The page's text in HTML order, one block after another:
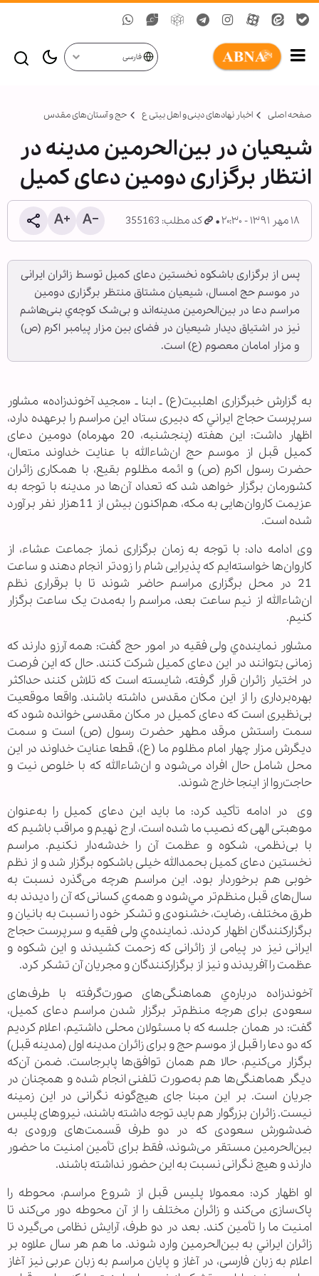
فارسی
صفحه اصلی اخبار نهادهای دینی و اهل بیتی ع حج و آستان‌های مقدس
شیعیان در بین‌الحرمین مدینه در
انتظار برگزاری دومین دعای کمیل
۱۸ مهر ۱۳۹۱ - ۲۰:۳۰ کد مطلب: 355163
پس از برگزاری باشکوه نخستین دعای کمیل توسط زائران ایرانی
در موسم حج امسال، شیعیان مشتاق منتظر برگزاری دومین
مراسم دعا در بین‌الحرمین مدینه‌اند و بی‌شک کوچه‌ي بنی‌هاشم
نیز در اشتیاق دیدار شیعیان در فضای بین مزار پیامبر اکرم (ص)
و مزار امامان معصوم (ع) است.
به گزارش خبرگزاری اهل‎بیت(ع) ـ ابنا ـ «مجید آخوندزاده» مشاور
سرپرست حجاج ايراني که دبیری ستاد این مراسم را برعهده دارد،
اظهار داشت: این هفته (پنجشنبه، 20 مهرماه) دومین دعای
کمیل قبل از موسم حج ان‌شاءالله با عنایت خداوند متعال،
حضرت رسول اکرم (ص) و ائمه مظلوم بقیع، با همکاری زائران
کشورمان برگزار خواهد شد که تعداد آن‌ها در مدینه با توجه به
عزیمت کاروان‌هایی به مکه، هم‌اکنون بیش از 11هزار نفر برآورد
شده است.
وی ادامه داد: با توجه به زمان برگزاری نماز جماعت عشاء، از
کاروان‌ها خواسته‌ایم که پذیرایی شام را زودتر انجام دهند و ساعت
21 در محل برگزاری مراسم حاضر شوند تا با برقراری نظم
ان‌شاءالله از نیم ساعت بعد، مراسم را به‌مدت یک ساعت برگزار
کنیم.
مشاور نماینده‌ي ولی فقیه در امور حج گفت: همه آرزو دارند که
زمانی بتوانند در این دعای کمیل شرکت کنند. حال که این فرصت
در اختیار زائران قرار گرفته، شایسته است که تلاش کنند حداکثر
بهره‌برداری را از این مکان مقدس داشته باشند. واقعا موقعیت
بی‌نظیری است که دعای کمیل در مکان مقدسی خوانده شود که
سمت راستش مرقد مطهر حضرت رسول (ص) است و سمت
دیگرش مزار چهار امام مظلوم ما (ع)، قطعا عنایت خداوند در این
محل شامل حال افراد می‌شود و ان‌شاءالله که با خلوص نیت و
حاجت‌روا از اینجا خارج شوند.
وی در ادامه تأکید کرد: ما باید این دعای کمیل را به‌عنوان
موهبتی الهی که نصیب ما شده است، ارج نهیم و مراقب باشیم که
با بی‌نظمی، شکوه و عظمت آن را خدشه‌دار نكنيم. مراسم
نخستين دعای كميل بحمدالله خیلی باشکوه برگزار شد و از نظم
خوبی هم برخوردار بود. این مراسم هرچه می‌گذرد نسبت به
سال‌های قبل منظم‌تر مي‌شود و همه‌ي کسانی که آن را ديدند به
طرق مختلف، رضایت، خشنودی و تشکر خود را نسبت به بانیان و
برگزارکنندگان اظهار کردند. نماینده‌ي ولی فقیه و سرپرست حجاج
ایرانی نیز در پیامی از زائرانی که زحمت کشیدند و این شکوه و
عظمت را آفریدند و نیز از برگزاركنندگان و مجریان آن تشکر کرد.
آخوندزاده درباره‌ي هماهنگی‌های صورت‌گرفته با طرف‌های
سعودی برای هرچه منظم‌تر برگزار شدن مراسم دعای کمیل،
گفت: در همان جلسه که با مسئولان محلی داشتیم، اعلام کردیم
که دو دعا را قبل از موسم حج و برای زائران مدینه اول (مدینه قبل)
برگزار می‌کنیم، حالا هم همان توافق‌ها پابرجاست. ضمن آن‌که
دیگر هماهنگی‌ها هم به‌صورت تلفنی انجام شده و همچنان در
جریان است. بر این مبنا جای هیچ‌گونه نگرانی در این زمینه
نیست. زائران بزرگوار هم باید توجه داشته باشند، نیروهای پلیس
ضدشورش سعودی که در دو طرف قسمت‌های ورودی به
بین‌الحرمین مستقر می‌شوند، فقط برای تأمین امنیت ما حضور
دارند و هیچ نگرانی نسبت به این حضور نداشته باشند.
او اظهار كرد: معمولا پلیس قبل از شروع مراسم، محوطه را
پاک‌سازی می‌کند و زائران مختلف را از آن محوطه دور می‌کند تا
امنیت ما را تأمین کند. بعد در دو طرف، آرایش نظامی می‌گیرد تا
زائران ايراني به بین‌الحرمین وارد شوند. ما هم هر سال علاوه بر
اعلام به زبان فارسی، در آغاز و پایان مراسم به زبان عربی نیز آغاز